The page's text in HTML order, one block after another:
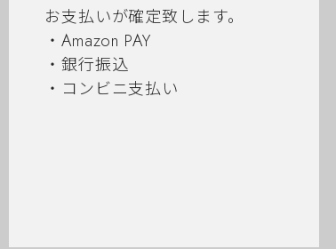
お支払いが確定致します。
・Amazon PAY
・銀行振込
・コンビニ支払い